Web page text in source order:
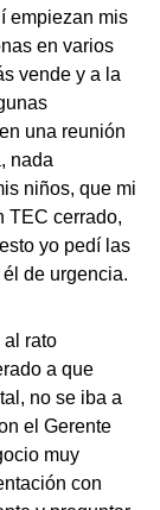
empiezan mis
en varios
vende y a la
una reunión
nada
niños, que mi
TEC cerrado,
yo pedí las
de urgencia.
al rato
a que
no se iba a
el Gerente
muy
con